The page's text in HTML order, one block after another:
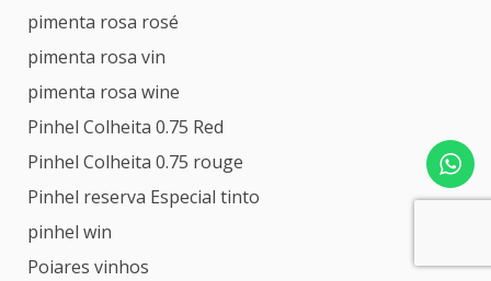
pimenta rosa rosé
pimenta rosa vin
pimenta rosa wine
Pinhel Colheita 0.75 Red
Pinhel Colheita 0.75 rouge
Pinhel reserva Especial tinto
pinhel win
Poiares vinhos